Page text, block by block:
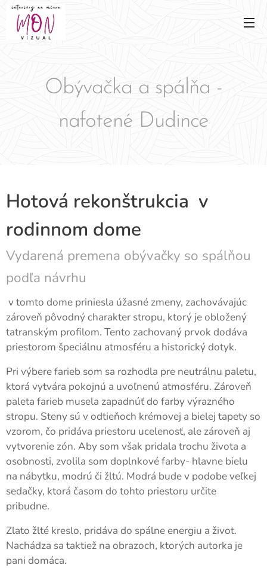
Obývačka a spálňa -
nafotené Dudince
Hotová rekonštrukcia v
rodinnom dome
Vydarená premena obývačky so spálňou
podľa návrhu
v tomto dome priniesla úžasné zmeny, zachovávajúc
zároveň pôvodný charakter stropu, ktorý je obložený
tatranským profilom. Tento zachovaný prvok dodáva
priestorom špeciálnu atmosféru a historický dotyk.
Pri výbere farieb som sa rozhodla pre neutrálnu paletu,
ktorá vytvára pokojnú a uvoľnenú atmosféru. Zároveň
paleta farieb musela zapadnúť do farby výrazného
stropu. Steny sú v odtieňoch krémovej a bielej tapety so
vzorom, čo pridáva priestoru ucelenosť, ale zároveň aj
vytvorenie zón. Aby som však pridala trochu života a
osobnosti, zvolila som doplnkové farby- hlavne bielu
na nábytku, modrú či žltú. Modrá bude v podobe veľkej
sedačky, ktorá časom do tohto priestoru určite
pribudne.
Zlato žlté kreslo, pridáva do spálne energiu a život.
Nachádza sa taktiež na obrazoch, ktorých autorka je
pani domáca.